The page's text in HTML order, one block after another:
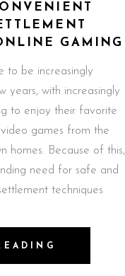
GAMING
to be increasingly
years, with increasingly
to enjoy their favorite
games from the
homes. Because of this,
need for safe and
techniques